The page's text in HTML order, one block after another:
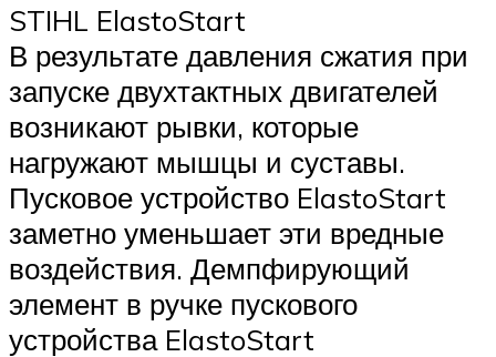
STIHL ElastoStart
В результате давления сжатия при
запуске двухтактных двигателей
возникают рывки, которые
нагружают мышцы и суставы.
Пусковое устройство ElastoStart
заметно уменьшает эти вредные
воздействия. Демпфирующий
элемент в ручке пускового
устройства ElastoStart